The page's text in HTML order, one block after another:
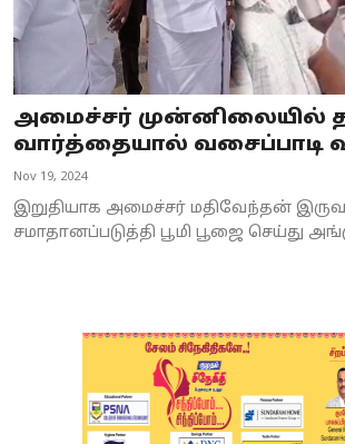
National
World
Astrology
Spirituality
Weather
அமைச்சர் முன்னிலையில்
வார்த்தையால் வசைப்பாடி
Nov 19, 2024
இறுதியாக அமைச்சர் மதிவேந்தன்
சமாதானப்படுத்தி பூமி பூஜை செய்து